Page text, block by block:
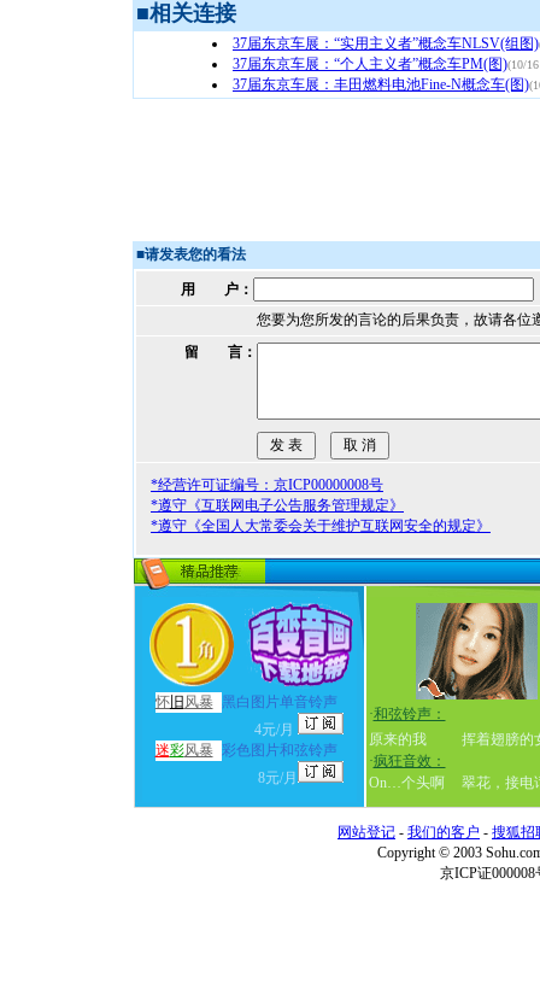
■相关连接
37届东京车展：“实用主义者”概念车NLSV(组图)
37届东京车展：“个人主义者”概念车PM(图)(10/
37届东京车展：丰田燃料电池Fine-N概念车(图)
■请发表您的看法
用 户：
您要为您所发的言论的后果负责，故请各位
留 言：
*经营许可证编号：京ICP00000008号
*遵守《互联网电子公告服务管理规定》
*遵守《全国人大常委会关于维护互联网安全的规定》
怀旧 风暴
黑白图片单音铃声
4元/月
迷彩风暴 彩色图片和弦铃声
8元/月
·和弦铃声：
原来的我
挥着翅膀的
·疯狂音效：
On…个头啊
翠花，接
网站登记 - 我们的客户 - 搜狐招
Copyright © 2003
京ICP证